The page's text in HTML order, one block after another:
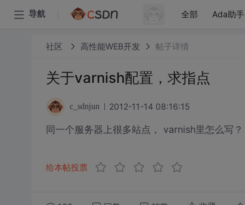
导航 全部 Ada助手
社区 高性能WEB开发 帖子详情
关于varnish配置，求指点
c_sdnjun 2012-11-14 08:16:15
同一个服务器上很多站点， varnish里怎么写？
给本帖投票